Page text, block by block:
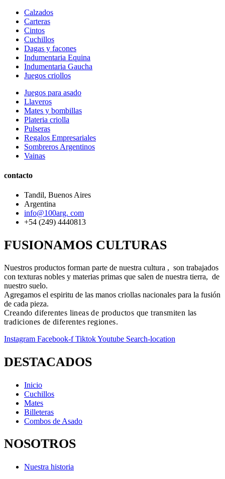
Calzados
Carteras
Cintos
Cuchillos
Dagas y facones
Indumentaria Equina
Indumentaria Gaucha
Juegos criollos
Juegos para asado
Llaveros
Mates y bombillas
Plateria criolla
Pulseras
Regalos Empresariales
Sombreros Argentinos
Vainas
contacto
Tandil, Buenos Aires
Argentina
info@100arg. com
+54 (249) 4440813
FUSIONAMOS CULTURAS
Nuestros productos forman parte de nuestra cultura , son trabajados
con texturas nobles y materias primas que salen de nuestra tierra, de
nuestro suelo.
Agregamos el espiritu de las manos criollas nacionales para la fusión
de cada pieza.
Creando diferentes lineas de productos que transmiten las
tradiciones de diferentes regiones.
Instagram Facebook-f TiktokYoutube Search-location
DESTACADOS
Inicio
Cuchillos
Mates
Billeteras
Combos de Asado
NOSOTROS
Nuestra historia